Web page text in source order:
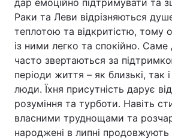
дар емоційно підтримувати та
Раки та Леви відрізняються
теплотою та відкритістю, тому
із ними легко та спокійно.
часто звертаються за
періоди життя – як близькі, так
люди. Їхня присутність дарує
розуміння та турботи. Навіть
власними труднощами та
народжені в липні продовжують